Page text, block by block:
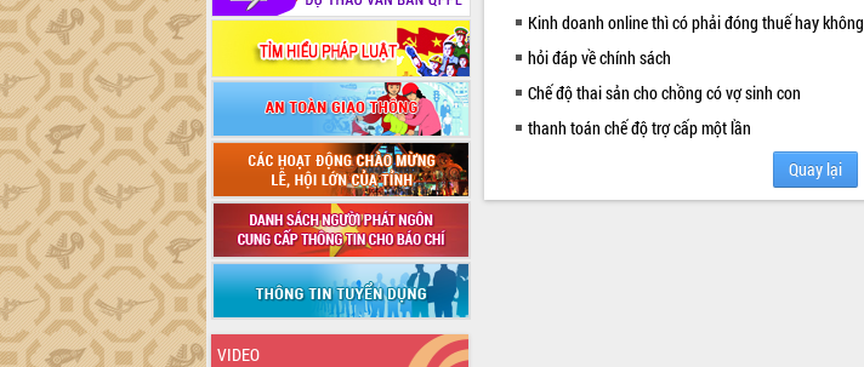
VIDEO
Kinh doanh online thì có phải đóng thuế hay không
hỏi đáp về chính sách
Chế độ thai sản cho chồng có vợ sinh con
thanh toán chế độ trợ cấp một lần
Quay lại